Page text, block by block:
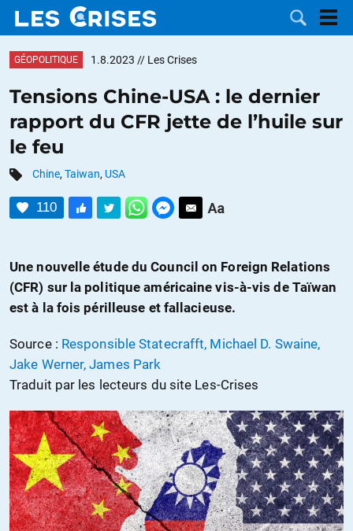
DOSSIERS
CATÉGORIES
MOTS CLÉS
CONTACTER
FAIRE UN
GÉOPOLITIQUE 1.8.2023 // Les Crises
Tensions Chine-USA : le dernier
rapport du CFR jette de l’huile sur
le feu
Chine, Taiwan, USA
110
Une nouvelle étude du Council on Foreign Relations
(CFR) sur la politique américaine vis-à-vis de Taïwan
est à la fois périlleuse et fallacieuse.
Source : Responsible Statecrafft, Michael D. Swaine,
Jake Werner, James Park
Traduit par les lecteurs du site Les-Crises